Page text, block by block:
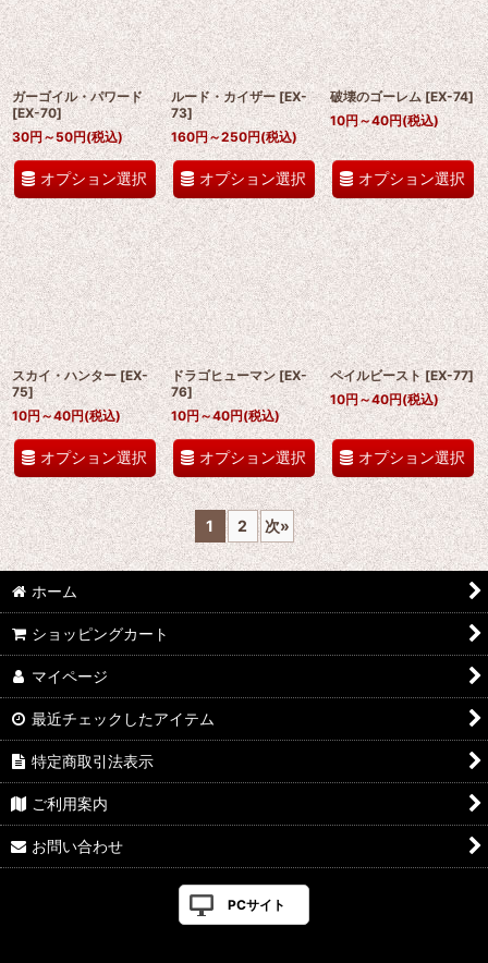
ガーゴイル・パワード
[EX-70]
30円～50円(税込)
オプション選択
ルード・カイザー [EX-
73]
160円～250円(税込)
オプション選択
破壊のゴーレム [EX-74]
10円～40円(税込)
オプション選択
スカイ・ハンター [EX-
75]
10円～40円(税込)
オプション選択
ドラゴヒューマン [EX-
76]
10円～40円(税込)
オプション選択
ペイルビースト [EX-77]
10円～40円(税込)
オプション選択
1 2 次»
ホーム
ショッピングカート
マイページ
最近チェックしたアイテム
特定商取引法表示
ご利用案内
お問い合わせ
PCサイト